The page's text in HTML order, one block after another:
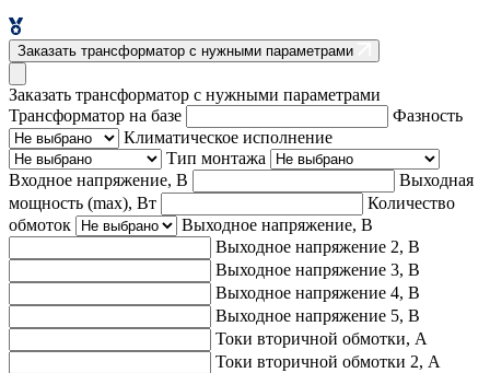
Заказать трансформатор с нужными параметрами
Заказать трансформатор с нужными параметрами
Трансформатор на базе
Фазность
Климатическое исполнение
Тип монтажа
Входное напряжение, В
Выходная
мощность (max), Вт
Количество
обмоток
Выходное напряжение, В
Выходное напряжение 2, В
Выходное напряжение 3, В
Выходное напряжение 4, В
Выходное напряжение 5, В
Токи вторичной обмотки, А
Токи вторичной обмотки 2, А